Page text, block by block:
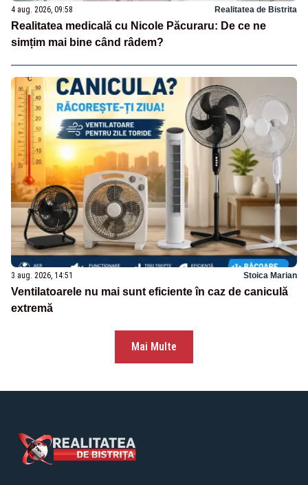
4 aug. 2026, 09:58 Realitatea de Bistrita
Realitatea medicală cu Nicole Păcuraru: De ce ne
simțim mai bine când râdem?
3 aug. 2026, 14:51 Stoica Marian
Ventilatoarele nu mai sunt eficiente în caz de caniculă
extremă
Mai Multe